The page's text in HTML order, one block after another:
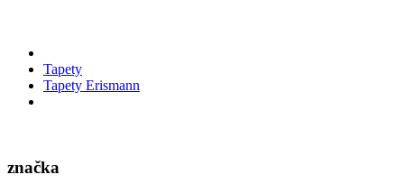
Tapety
Tapety Erismann
značka